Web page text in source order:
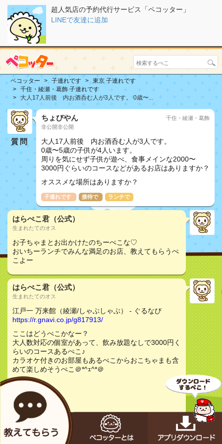
超人気店の予約代行サービス「ペコッター」
LINEで友達に追加
ペコッター 子連れです
東京 子連れです
千住・綾瀬・葛飾 子連れです
大人17人前後 内お酒呑む人が3人です。 0歳〜...
質問
ちょびやん
非公開非公開
千住・綾瀬・葛飾
大人17人前後 内お酒呑む人が3人です。
0歳〜5歳の子供が4人います。
周りを気にせず子供が遊べ、食事メインな2000〜
3000円ぐらいのコースなどがあるお店はありますか？
オススメな場所はありますか？
子連れです 接待で ランチで
はらぺこ君（公式）
生まれたてのオス
お子ちゃまとお出かけたのちーぺこな♡
おいちーランチでみんな満足のお店、教えてもらうぺ
こよー
はらぺこ君（公式）
生まれたてのオス
江戸一 万来館（綾瀬/しゃぶしゃぶ） - ぐるなび
https://r.gnavi.co.jp/g817913/
ここはどうぺこかなー？
大人数対応の個室があって、飲み放題なしで3000円く
らいのコースあるぺこ♪
カラオケ付きのお部屋もあるぺこからおこちゃまも含
めて楽しめそうぺこ＠*^ｪ^*＠